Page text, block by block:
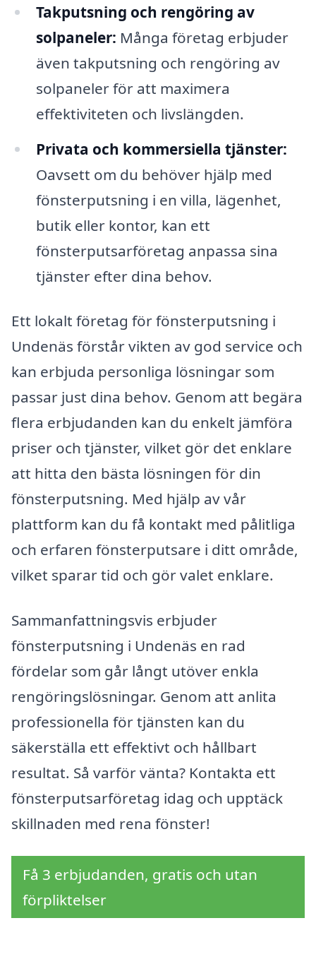
Takputsning och rengöring av
solpaneler: Många företag erbjuder
även takputsning och rengöring av
solpaneler för att maximera
effektiviteten och livslängden.
Privata och kommersiella tjänster:
Oavsett om du behöver hjälp med
fönsterputsning i en villa, lägenhet,
butik eller kontor, kan ett
fönsterputsarföretag anpassa sina
tjänster efter dina behov.
Ett lokalt företag för fönsterputsning i
Undenäs förstår vikten av god service och
kan erbjuda personliga lösningar som
passar just dina behov. Genom att begära
flera erbjudanden kan du enkelt jämföra
priser och tjänster, vilket gör det enklare
att hitta den bästa lösningen för din
fönsterputsning. Med hjälp av vår
plattform kan du få kontakt med pålitliga
och erfaren fönsterputsare i ditt område,
vilket sparar tid och gör valet enklare.
Sammanfattningsvis erbjuder
fönsterputsning i Undenäs en rad
fördelar som går långt utöver enkla
rengöringslösningar. Genom att anlita
professionella för tjänsten kan du
säkerställa ett effektivt och hållbart
resultat. Så varför vänta? Kontakta ett
fönsterputsarföretag idag och upptäck
skillnaden med rena fönster!
Få 3 erbjudanden, gratis och utan
förpliktelser